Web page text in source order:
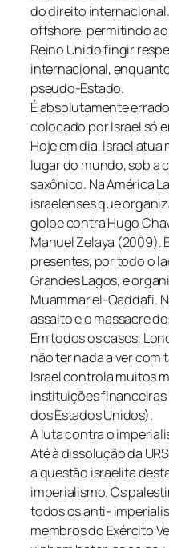
do direito
offshore, permitindo
Reino Unido fingir
internacional,
pseudo-Estado.
É absolutamente
colocado por Israel só
Hoje em dia, Israel
lugar do mundo, sob a
saxônico. Na América
israelenses que
golpe contra Hugo
Manuel Zelaya (2009).
presentes, por todo o
Grandes Lagos, e
Muammar el-Qaddafi.
assalto e o massacre
Em todos os casos,
não ter nada a ver com
Israel controla muitos
instituições financeiras
dos Estados Unidos).
A luta contra o
Até à dissolução da
a questão israelita
imperialismo. Os
todos os anti-
membros do Exército